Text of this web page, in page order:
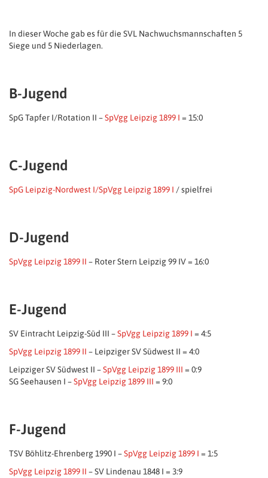
In dieser Woche gab es für die SVL Nachwuchsmannschaften 5
Siege und 5 Niederlagen.
B-Jugend
SpG Tapfer I/Rotation II –SpVgg Leipzig 1899 I = 15:0
C-Jugend
SpG Leipzig-Nordwest I/SpVgg Leipzig 1899 I / spielfrei
D-Jugend
SpVgg Leipzig 1899 II – Roter Stern Leipzig 99 IV = 16:0
E-Jugend
SV Eintracht Leipzig-Süd III –SpVgg Leipzig 1899 I = 4:5
SpVgg Leipzig 1899 II – Leipziger SV Südwest II = 4:0
Leipziger SV Südwest II –SpVgg Leipzig 1899 III = 0:9
SG Seehausen I –SpVgg Leipzig 1899 III = 9:0
F-Jugend
TSV Böhlitz-Ehrenberg 1990 I –SpVgg Leipzig 1899 I = 1:5
SpVgg Leipzig 1899 II – SV Lindenau 1848 I = 3:9